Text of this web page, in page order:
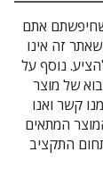
אתם
זה אינו
נוסף על
של מוצר
קשר ואנו
המתאים
התקציב